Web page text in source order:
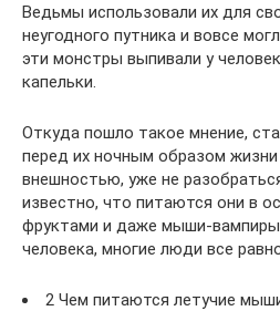
Ведьмы использовали их для
неугодного путника и вовсе
эти монстры выпивали у
капельки.
Откуда пошло такое мнение,
перед их ночным образом
внешностью, уже не
известно, что питаются они в
фруктами и даже мыши-
человека, многие люди все
2 Чем питаются летучие